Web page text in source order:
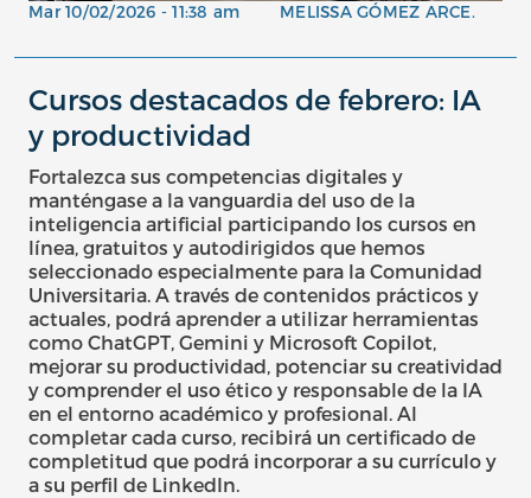
Mar 10/02/2026 - 11:38 am MELISSA GÓMEZ ARCE.
Cursos destacados de febrero: IA
y productividad
Fortalezca sus competencias digitales y
manténgase a la vanguardia del uso de la
inteligencia artificial participando los cursos en
línea, gratuitos y autodirigidos que hemos
seleccionado especialmente para la Comunidad
Universitaria. A través de contenidos prácticos y
actuales, podrá aprender a utilizar herramientas
como ChatGPT, Gemini y Microsoft Copilot,
mejorar su productividad, potenciar su creatividad
y comprender el uso ético y responsable de la IA
en el entorno académico y profesional. Al
completar cada curso, recibirá un certificado de
completitud que podrá incorporar a su currículo y
a su perfil de LinkedIn.